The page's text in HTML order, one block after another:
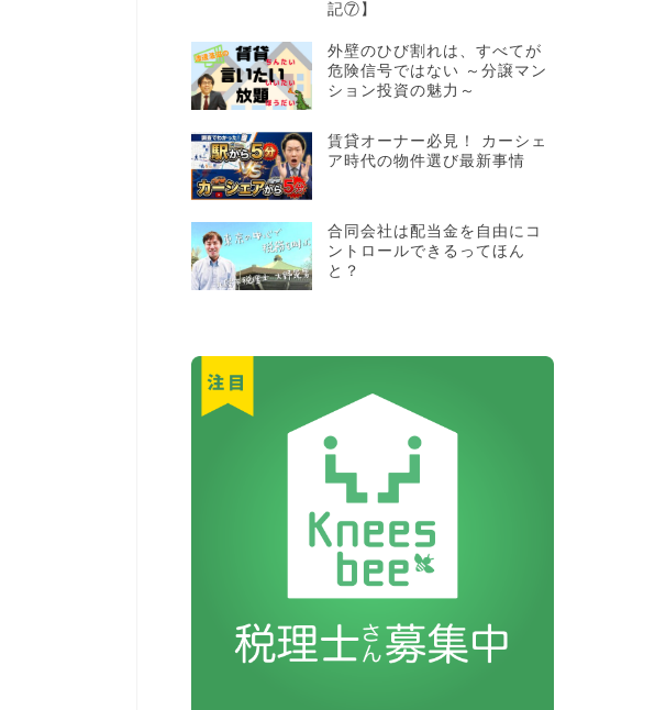
記⑦】
外壁のひび割れは、すべてが
危険信号ではない ～分譲マン
ション投資の魅力～
賃貸オーナー必見！ カーシェ
ア時代の物件選び最新事情
合同会社は配当金を自由にコ
ントロールできるってほん
と？